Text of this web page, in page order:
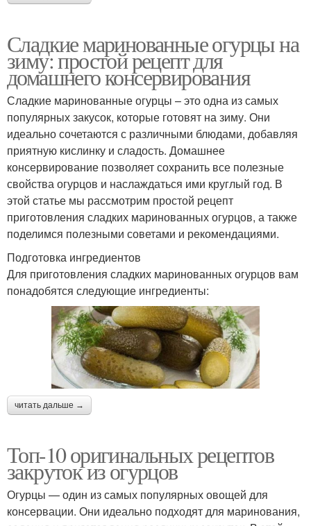
Сладкие маринованные огурцы на
зиму: простой рецепт для
домашнего консервирования
Сладкие маринованные огурцы – это одна из самых
популярных закусок, которые готовят на зиму. Они
идеально сочетаются с различными блюдами, добавляя
приятную кислинку и сладость. Домашнее
консервирование позволяет сохранить все полезные
свойства огурцов и наслаждаться ими круглый год. В
этой статье мы рассмотрим простой рецепт
приготовления сладких маринованных огурцов, а также
поделимся полезными советами и рекомендациями.
Подготовка ингредиентов
Для приготовления сладких маринованных огурцов вам
понадобятся следующие ингредиенты:
читать дальше →
Топ-10 оригинальных рецептов
закруток из огурцов
Огурцы — один из самых популярных овощей для
консервации. Они идеально подходят для маринования,